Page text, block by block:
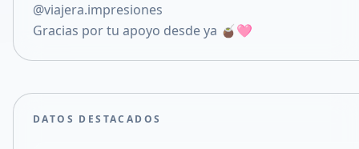
@viajera.impresiones
Gracias por tu apoyo desde ya 🧉🩷
DATOS DESTACADOS